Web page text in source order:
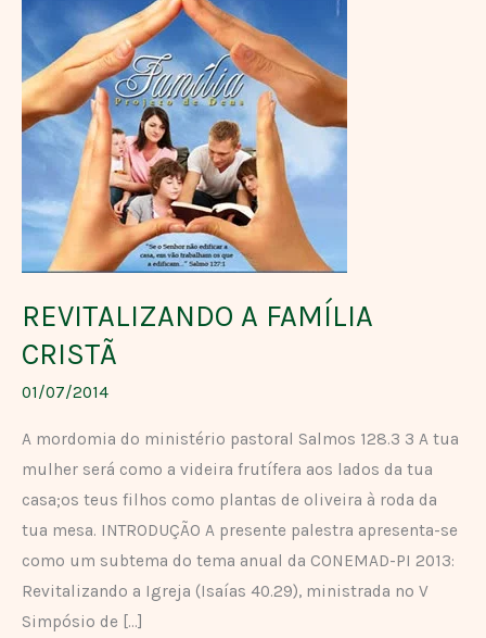
REVITALIZANDO A FAMÍLIA
CRISTÃ
01/07/2014
A mordomia do ministério pastoral Salmos 128.3 3 A tua
mulher será como a videira frutífera aos lados da tua
casa;os teus filhos como plantas de oliveira à roda da
tua mesa. INTRODUÇÃO A presente palestra apresenta-se
como um subtema do tema anual da CONEMAD-PI 2013:
Revitalizando a Igreja (Isaías 40.29), ministrada no V
Simpósio de […]
A
FAMÍLIA
CRISTÃ